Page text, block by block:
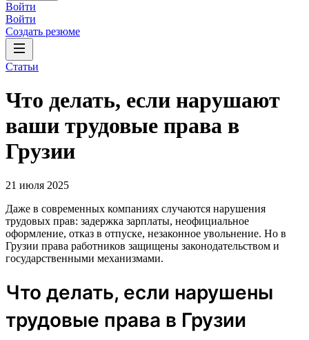
Войти
Войти
Создать резюме
Статьи
Что делать, если нарушают
ваши трудовые права в
Грузии
21 июля 2025
Даже в современных компаниях случаются нарушения
трудовых прав: задержка зарплаты, неофициальное
оформление, отказ в отпуске, незаконное увольнение. Но в
Грузии права работников защищены законодательством и
государственными механизмами.
Что делать, если нарушены
трудовые права в Грузии